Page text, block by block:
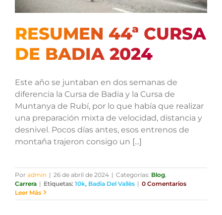
RESUMEN 44ª CURSA
DE BADIA 2024
Este año se juntaban en dos semanas de
diferencia la Cursa de Badia y la Cursa de
Muntanya de Rubí, por lo que había que realizar
una preparación mixta de velocidad, distancia y
desnivel. Pocos días antes, esos entrenos de
montaña trajeron consigo un [...]
Por admin | 26 de abril de 2024 | Categorías: Blog,
Carrera | Etiquetas: 10k, Badia Del Vallès | 0 Comentarios
Leer Más